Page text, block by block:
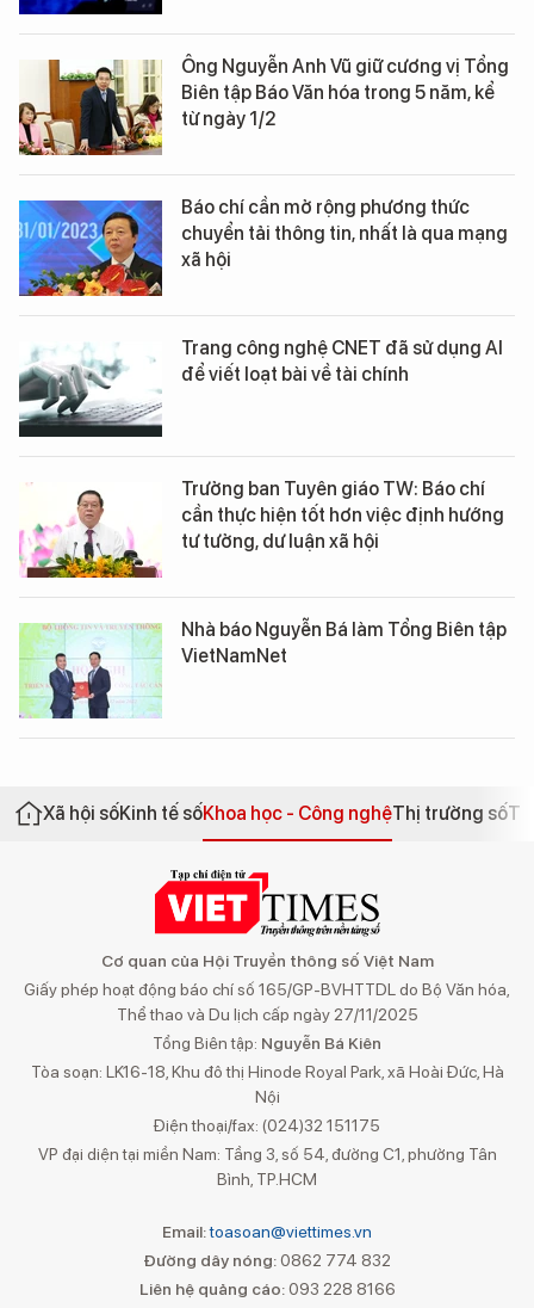
Ông Nguyễn Anh Vũ giữ cương vị Tổng
Biên tập Báo Văn hóa trong 5 năm, kể
từ ngày 1/2
Báo chí cần mở rộng phương thức
chuyển tải thông tin, nhất là qua mạng
xã hội
Trang công nghệ CNET đã sử dụng AI
để viết loạt bài về tài chính
Trưởng ban Tuyên giáo TW: Báo chí
cần thực hiện tốt hơn việc định hướng
tư tưởng, dư luận xã hội
Nhà báo Nguyễn Bá làm Tổng Biên tập
VietNamNet
Xã hội sốKinh tế sốKhoa học - Công nghệThị trường số
Cơ quan của Hội Truyền thông số Việt Nam
Giấy phép hoạt động báo chí số 165/GP-BVHTTDL do Bộ Văn hóa,
Thể thao và Du lịch cấp ngày 27/11/2025
Tổng Biên tập: Nguyễn Bá Kiên
Tòa soạn: LK16-18, Khu đô thị Hinode Royal Park, xã Hoài Đức, Hà
Nội
Điện thoại/fax: (024)32 151175
VP đại diện tại miền Nam: Tầng 3, số 54, đường C1, phường Tân
Bình, TP.HCM
Email:toasoan@viettimes.vn
Đường dây nóng: 0862 774 832
Liên hệ quảng cáo:093 228 8166